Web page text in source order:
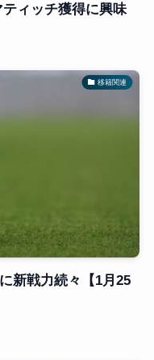
ィッチ獲得に興味
移籍関連
新戦力続々【1月25